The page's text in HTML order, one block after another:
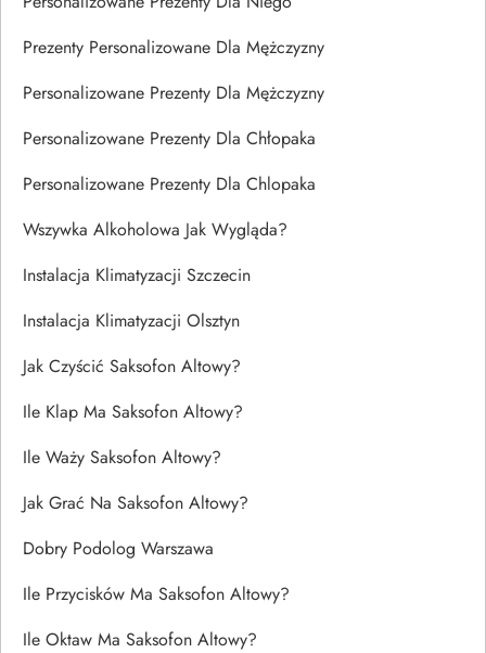
Prezenty Personalizowane Dla Mężczyzny
Personalizowane Prezenty Dla Mężczyzny
Personalizowane Prezenty Dla Chłopaka
Personalizowane Prezenty Dla Chlopaka
Wszywka Alkoholowa Jak Wygląda?
Instalacja Klimatyzacji Szczecin
Instalacja Klimatyzacji Olsztyn
Jak Czyścić Saksofon Altowy?
Ile Klap Ma Saksofon Altowy?
Ile Waży Saksofon Altowy?
Jak Grać Na Saksofon Altowy?
Dobry Podolog Warszawa
Ile Przycisków Ma Saksofon Altowy?
Ile Oktaw Ma Saksofon Altowy?